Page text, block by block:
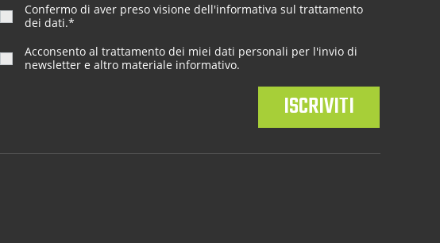
Confermo di aver preso visione dell'informativa sul trattamento
dei dati.*
Acconsento al trattamento dei miei dati personali per l'invio di
newsletter e altro materiale informativo.